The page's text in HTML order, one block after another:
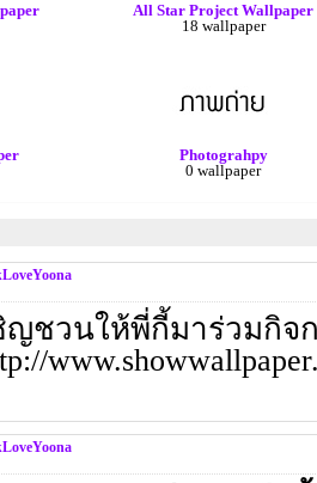
All Star Project Wallpaper
18 wallpaper
Photograhpy
0 wallpaper
ญชวนให้พี่กี้มาร่วมกิจ